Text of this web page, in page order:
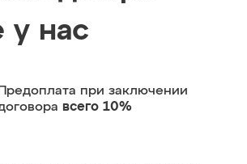
у нас
Предоплата при заключении
всего 10%